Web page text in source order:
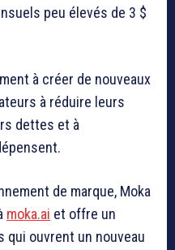
peu élevés de 3 $
à créer de nouveaux
à réduire leurs
dettes et à
de marque, Moka
moka.ai et offre un
qui ouvrent un nouveau